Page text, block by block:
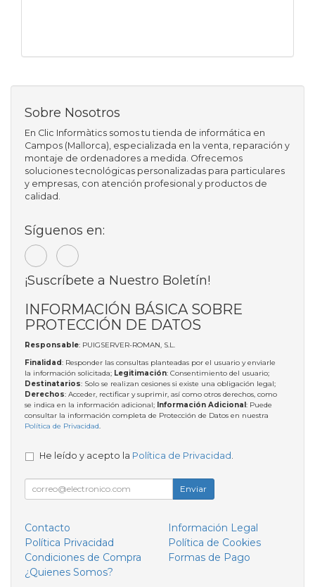
Sobre Nosotros
En Clic Informàtics somos tu tienda de informática en
Campos (Mallorca), especializada en la venta, reparación y
montaje de ordenadores a medida. Ofrecemos
soluciones tecnológicas personalizadas para particulares
y empresas, con atención profesional y productos de
calidad.
Síguenos en:
¡Suscríbete a Nuestro Boletín!
INFORMACIÓN BÁSICA SOBRE
PROTECCIÓN DE DATOS
Responsable: PUIGSERVER-ROMAN, S.L.
Finalidad: Responder las consultas planteadas por el usuario y enviarle
la información solicitada; Legitimación: Consentimiento del usuario;
Destinatarios: Solo se realizan cesiones si existe una obligación legal;
Derechos: Acceder, rectificar y suprimir, así como otros derechos, como
se indica en la información adicional; Información Adicional: Puede
consultar la información completa de Protección de Datos en nuestra
Política de Privacidad.
He leído y acepto la Política de Privacidad
Enviar
Contacto
Información Legal
Política Privacidad
Política de Cookies
Condiciones de Compra
Formas de Pago
¿Quienes Somos?